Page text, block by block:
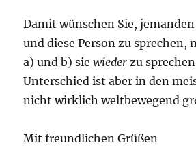
Damit wünschen Sie,
und diese Person zu sprechen,
a) und b) siewieder zu
Unterschied ist aber in den
nicht wirklich weltbewegend
Mit freundlichen Grüßen